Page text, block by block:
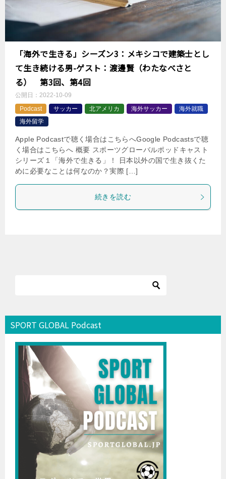
「海外で生きる」シーズン3：メキシコで建築士とし
て生き続ける男-ゲスト：渡邊賢（わたなべさと
る） 第3回、第4回
公開日： 2022-10-09
Podcast
サッカー 北アメリカ 海外サッカー
海外就職
海外留学
Apple Podcastで聴く場合はこちらへGoogle Podcastsで聴
く場合はこちらへ 概要 スポーツグローバルポッドキャスト
シリーズ１「海外で生きる」！ 日本以外の国で生き抜くた
めに必要なことは何なのか？実際 […]
続きを読む
SPORT GLOBAL Podcast